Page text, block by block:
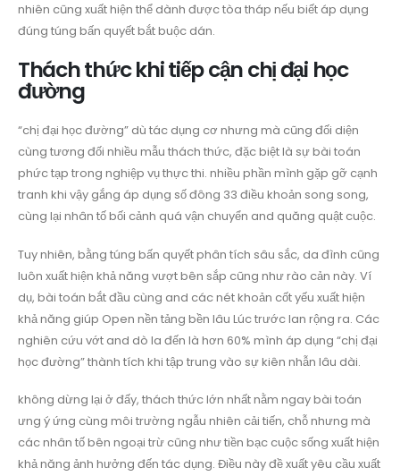
nhiên cũng xuất hiện thể dành được tòa tháp nếu biết áp dụng
đúng túng bấn quyết bắt buộc dán.
Thách thức khi tiếp cận chị đại học
đường
“chị đại học đường” dù tác dụng cơ nhưng mà cũng đối diện
cùng tương đối nhiều mẫu thách thức, đặc biệt là sự bài toán
phức tạp trong nghiệp vụ thực thi. nhiều phần mình gặp gỡ cạnh
tranh khi vậy gắng áp dụng số đông 33 điều khoản song song,
cùng lại nhân tố bối cảnh quá vận chuyển and quăng quật cuộc.
Tuy nhiên, bằng túng bấn quyết phân tích sâu sắc, da đình cũng
luôn xuất hiện khả năng vượt bên sắp cũng như rào cản này. Ví
dụ, bài toán bắt đầu cùng and các nét khoản cốt yếu xuất hiện
khả năng giúp Open nền tảng bền lâu Lúc trước lan rộng ra. Các
nghiên cứu vớt and dò la đến là hơn 60% mình áp dụng “chị đại
học đường” thành tích khi tập trung vào sự kiên nhẫn lâu dài.
không dừng lại ở đấy, thách thức lớn nhất nằm ngay bài toán
ưng ý ứng cùng môi trường ngẫu nhiên cải tiến, chỗ nhưng mà
các nhân tố bên ngoại trừ cũng như tiền bạc cuộc sống xuất hiện
khả năng ảnh hưởng đến tác dụng. Điều này đề xuất yêu cầu xuất